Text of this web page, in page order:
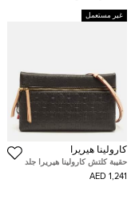
غير مستعمل
كارولينا هيريرا
حقيبة كلتش كارولينا هيريرا جلد
مونوغرام سوداء إنرو
1,241 AED